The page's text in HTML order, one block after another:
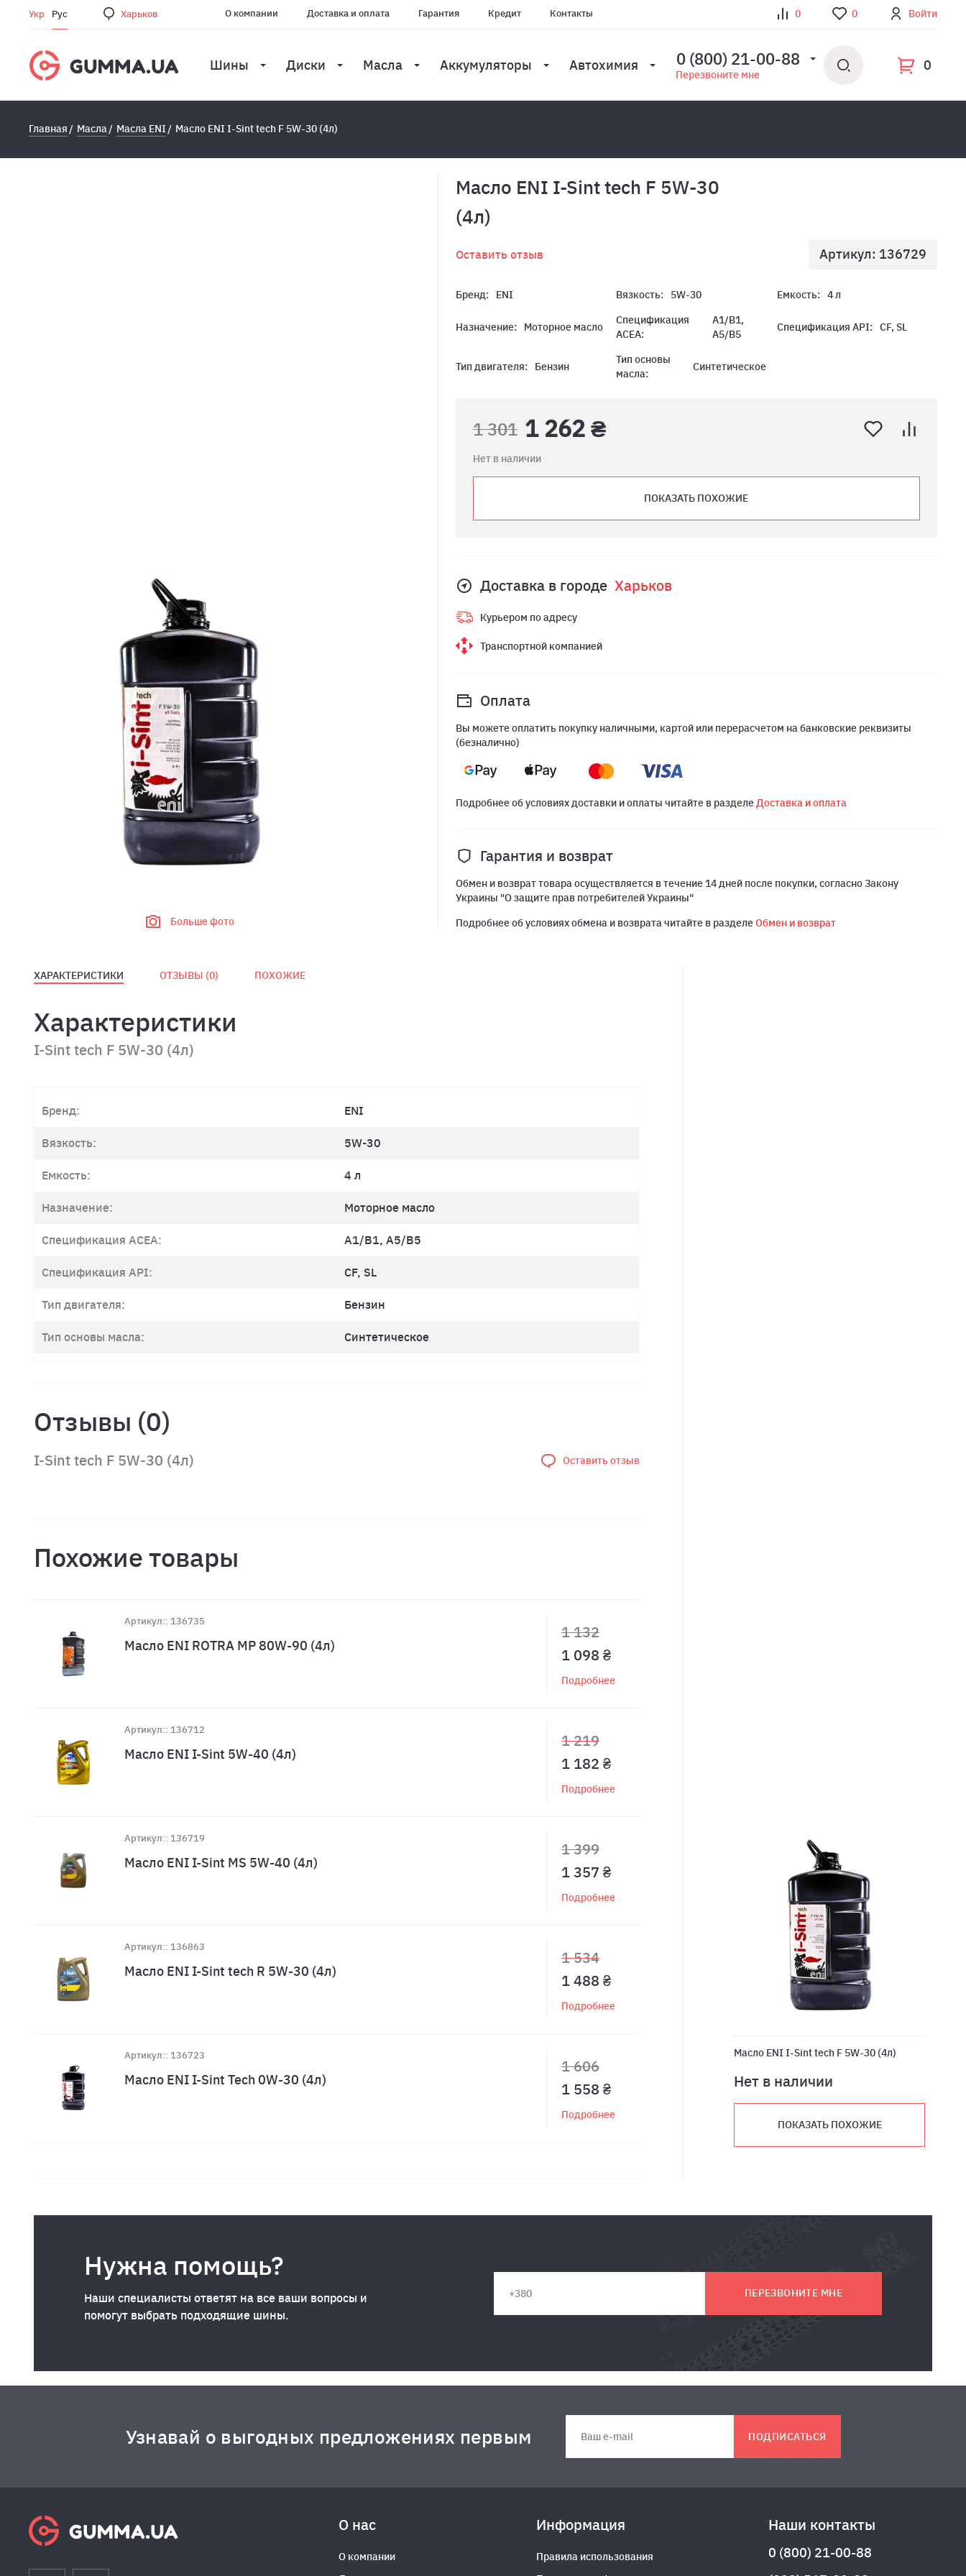
Укр Рус Харьков О компании Доставка и оплата Гарантия Кредит Контакты 0 0 Войти
Шины Диски Масла Аккумуляторы Автохимия 0 (800) 21-00-88
Перезвоните мне
0
Главная Масла Масла ENI Масло ENI I-Sint tech F 5W-30 (4л)
Больше фото
Масло ENI I-Sint tech F 5W-30
(4л)
Оставить отзыв Артикул: 136729
Бренд: ENI Вязкость: 5W-30 Емкость: 4 л
Назначение: Моторное масло
Спецификация
ACEA:
A1/B1,
A5/B5
Спецификация API: CF, SL
Тип двигателя: Бензин
Тип основы
масла:
Синтетическое
1 301 1 262 ₴
Нет в наличии
ПОКАЗАТЬ ПОХОЖИЕ
Доставка в городе Харьков
Курьером по адресу
Транспортной компанией
Оплата
Вы можете оплатить покупку наличными, картой или перерасчетом на банковские реквизиты
(безналично)
Подробнее об условиях доставки и оплаты читайте в разделеДоставка и оплата
Гарантия и возврат
Обмен и возврат товара осуществляется в течение 14 дней после покупки, согласно Закону
Украины "О защите прав потребителей Украины"
Подробнее об условиях обмена и возврата читайте в разделеОбмен и возврат
ХАРАКТЕРИСТИКИ ОТЗЫВЫ (0) ПОХОЖИЕ
Характеристики
I-Sint tech F 5W-30 (4л)
Бренд: ENI
Вязкость: 5W-30
Емкость: 4 л
Назначение: Моторное масло
Спецификация ACEA: A1/B1, A5/B5
Спецификация API: CF, SL
Тип двигателя: Бензин
Тип основы масла: Синтетическое
Отзывы (0)
I-Sint tech F 5W-30 (4л) Оставить отзыв
Похожие товары
Артикул:: 136735
Масло ENI ROTRA MP 80W-90 (4л)
1 132
1 098 ₴
Подробнее
Артикул:: 136712
Масло ENI I-Sint 5W-40 (4л)
1 219
1 182 ₴
Подробнее
Артикул:: 136719
Масло ENI I-Sint MS 5W-40 (4л)
1 399
1 357 ₴
Подробнее
Артикул:: 136863
Масло ENI I-Sint tech R 5W-30 (4л)
1 534
1 488 ₴
Подробнее
Артикул:: 136723
Масло ENI I-Sint Tech 0W-30 (4л)
1 606
1 558 ₴
Подробнее
Масло ENI I-Sint tech F 5W-30 (4л)
Нет в наличии
ПОКАЗАТЬ ПОХОЖИЕ
Нужна помощь?
Наши специалисты ответят на все ваши вопросы и
помогут выбрать подходящие шины.
ПЕРЕЗВОНИТЕ МНЕ
Узнавай о выгодных предложениях первым ПОДПИСАТЬСЯ
О нас
О компании
Информация
Правила использования
Наши контакты
0 (800) 21-00-88